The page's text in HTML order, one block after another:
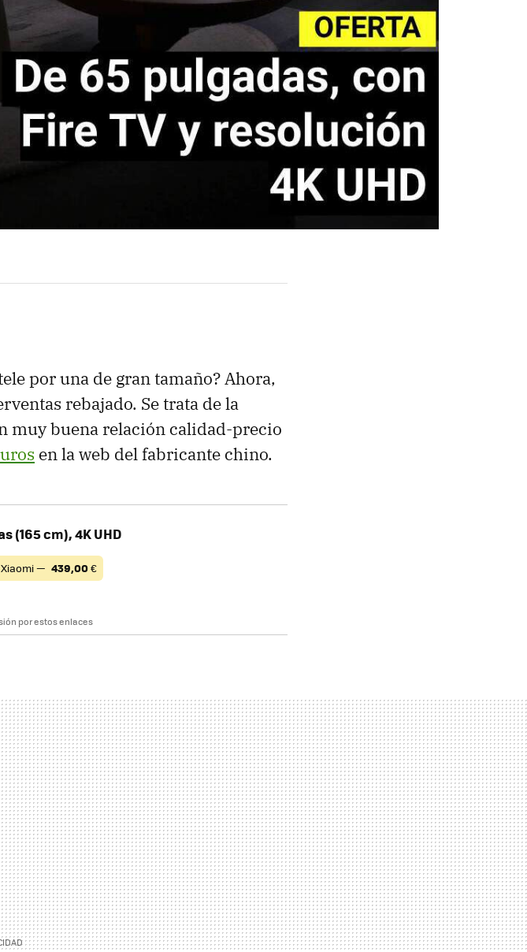
por una de gran tamaño? Ahora,
rebajado. Se trata de la
muy buena relación calidad-precio
en la web del fabricante chino.
(165 cm), 4K UHD
Xiaomi — 439,00€
por estos enlaces